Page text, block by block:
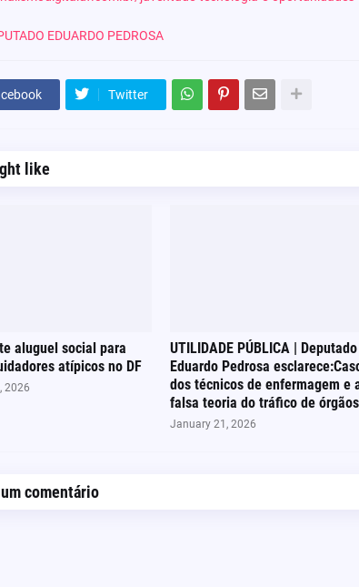
EDUARDO PEDROSA
Twitter
like
aluguel social para
atípicos no DF
2026
UTILIDADE PÚBLICA | Deputado
Eduardo Pedrosa
dos técnicos de enfermagem e
falsa teoria do tráfico de órgãos
January 21, 2026
comentário